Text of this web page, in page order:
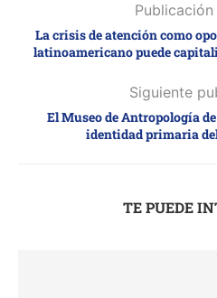
La crisis de atención como
latinoamericano puede
Siguiente
El Museo de Antropología
identidad primaria
TE PUEDE